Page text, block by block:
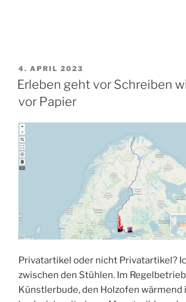
VERÖFFENTLICHT
AM
4. APRIL 2023
Erleben geht vor Schreiben
vor Papier
Privatartikel oder nicht Privatartikel?
zwischen den Stühlen. Im
Künstlerbude, den Holzofen wärmend